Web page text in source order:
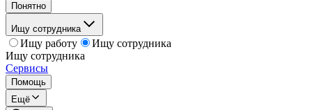
Понятно
Ищу сотрудника
Ищу работу
Ищу сотрудника
Ищу сотрудника
Сервисы
Помощь
Ещё